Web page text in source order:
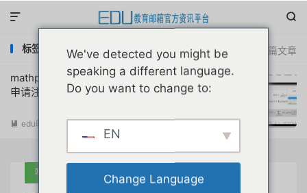


共 1 篇文章
标签：mathpix无限制
mathpix数学公式识别软件教育优惠无限制
申请注册教程首发
 edu邮箱资讯 阅读(26142)
吐血推荐
We've detected you might be
speaking a different language.
Do you want to change to:
EN
Change Language